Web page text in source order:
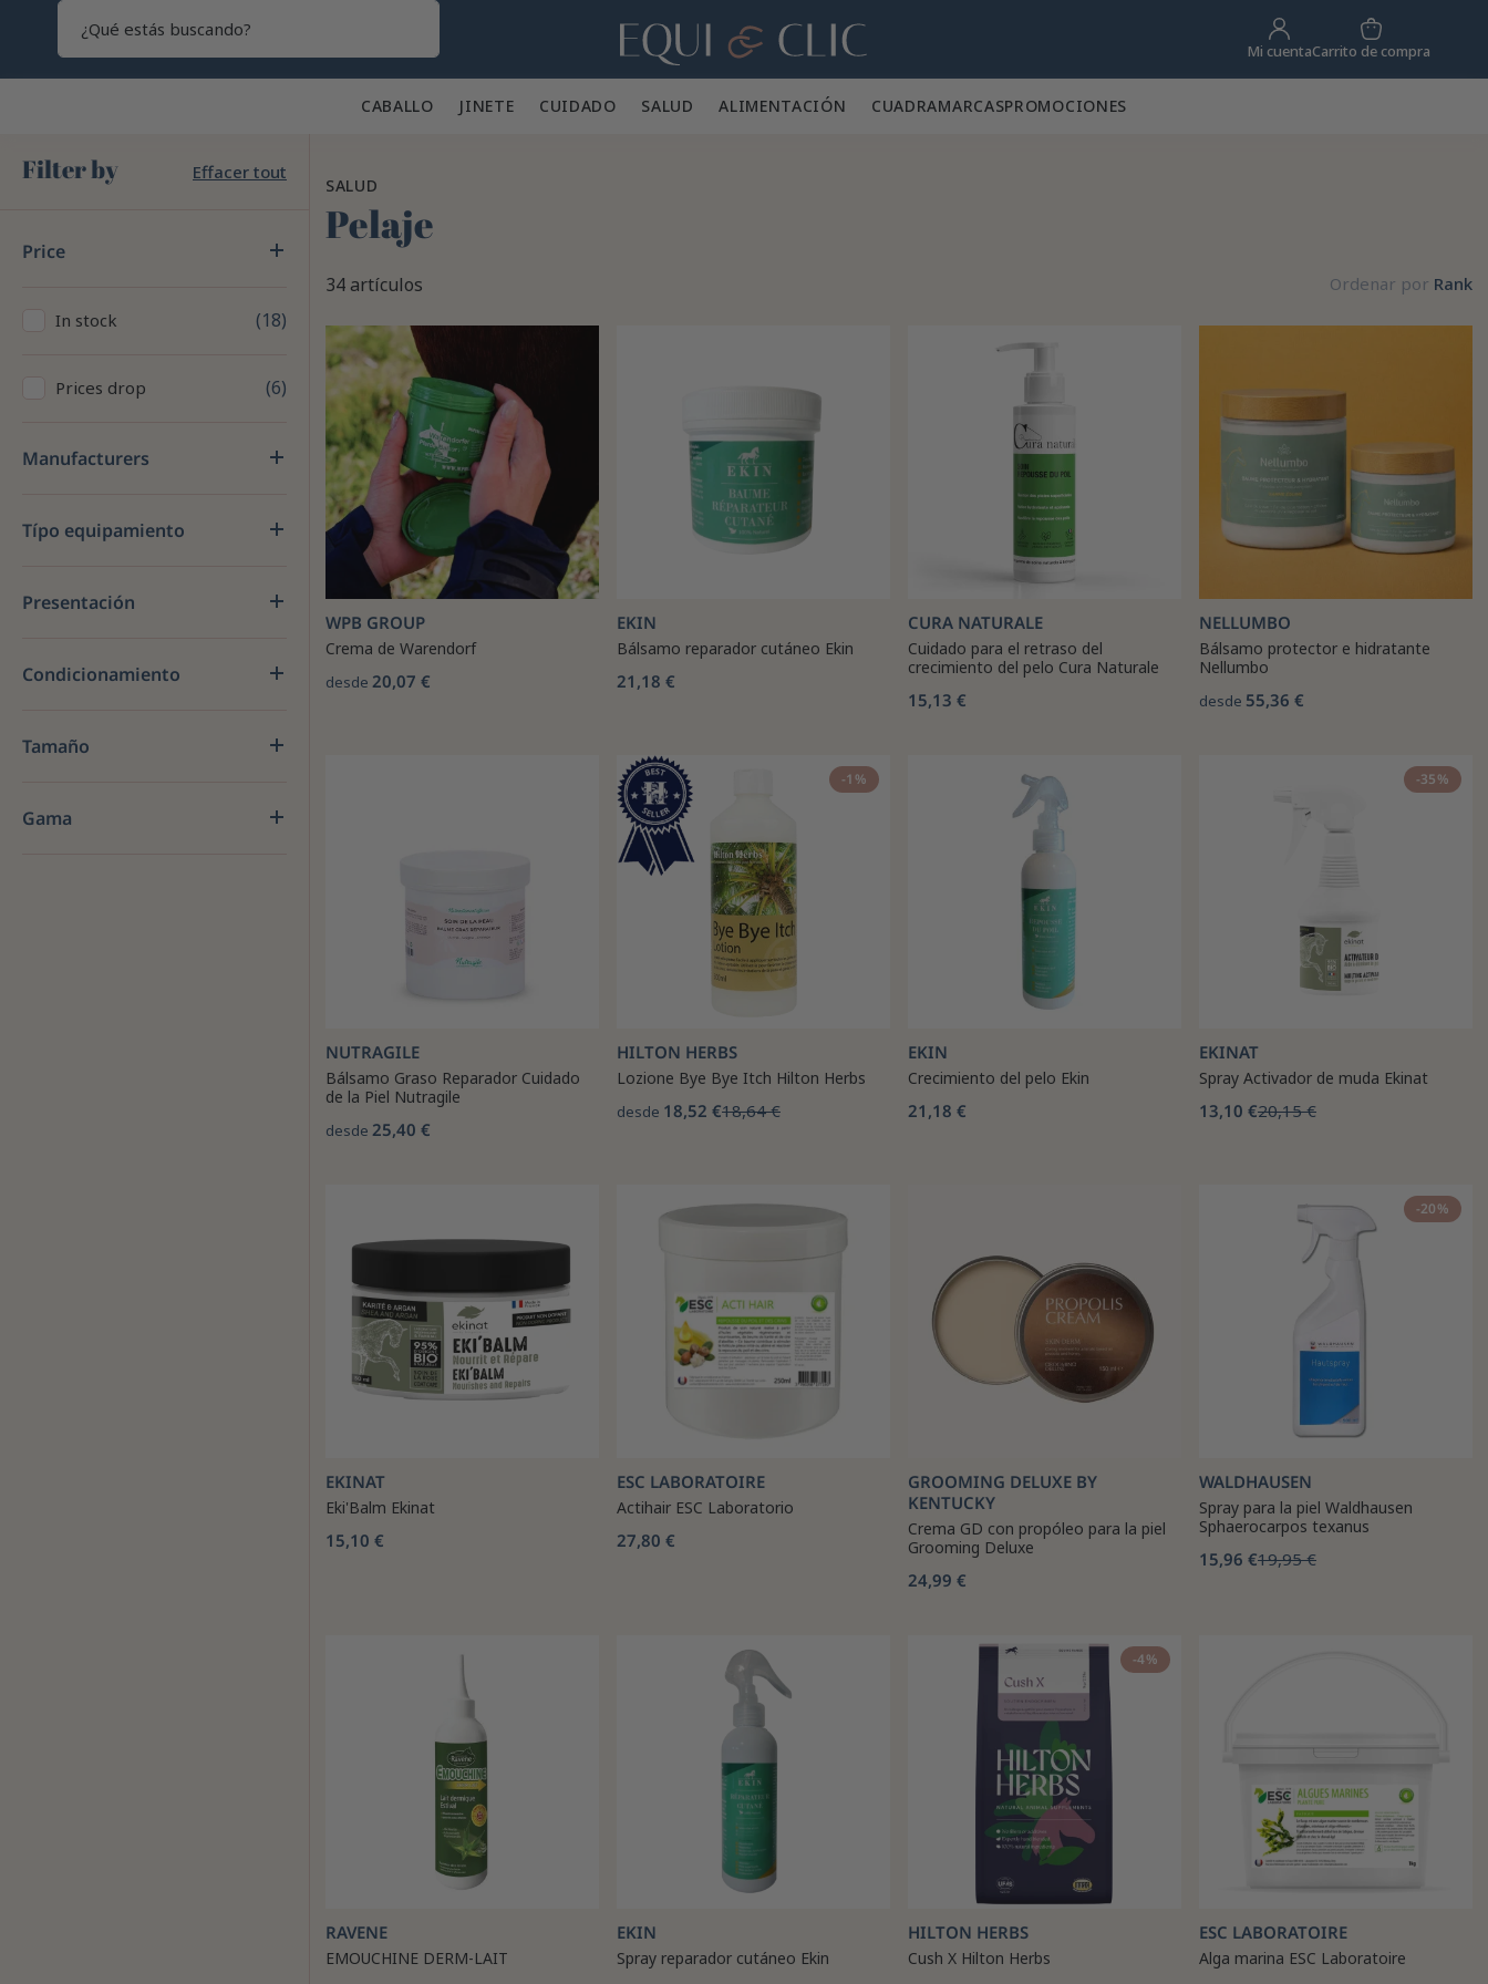
Hogar Mi cuentaCarrito de compra
CABALLO 🐎 JINETE 👕 CUIDADO 🪮 SALUD ✨ALIMENTACIÓN 🥕 CUADRAMARCASPROMOCIONES
Filter by Effacer tout
Price
In stock 18
Prices drop 6
Manufacturers
Típo equipamiento
Presentación
Condicionamiento
Tamaño
Gama
SALUD
Pelaje
34 artículos Ordenar por Rank
WPB GROUP
Crema de Warendorf
desde 20,07 €
EKIN
Bálsamo reparador cutáneo Ekin
21,18 €
CURA NATURALE
Cuidado para el retraso del
crecimiento del pelo Cura Naturale
15,13 €
NELLUMBO
Bálsamo protector e hidratante
Nellumbo
desde 55,36 €
NUTRAGILE
Bálsamo Graso Reparador Cuidado
de la Piel Nutragile
desde 25,40 €
-1%
HILTON HERBS
Lozione Bye Bye Itch Hilton Herbs
desde 18,52 €18,64 €
EKIN
Crecimiento del pelo Ekin
21,18 €
-35%
EKINAT
Spray Activador de muda Ekinat
13,10 €20,15 €
EKINAT
Eki'Balm Ekinat
15,10 €
ESC LABORATOIRE
Actihair ESC Laboratorio
27,80 €
GROOMING DELUXE BY
KENTUCKY
Crema GD con propóleo para la piel
Grooming Deluxe
24,99 €
-20%
WALDHAUSEN
Spray para la piel Waldhausen
Sphaerocarpos texanus
15,96 €19,95 €
RAVENE
EMOUCHINE DERM-LAIT
EKIN
Spray reparador cutáneo Ekin
-4%
HILTON HERBS
Cush X Hilton Herbs
ESC LABORATOIRE
Alga marina ESC Laboratoire